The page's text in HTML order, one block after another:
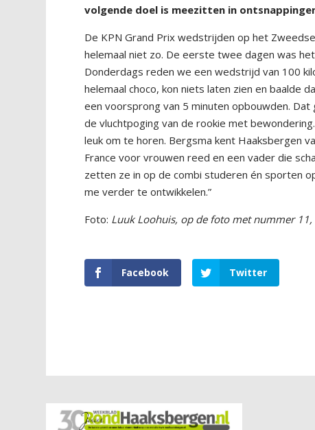
volgende doel is meezitten in
De KPN Grand Prix wedstrijden op het
helemaal niet zo. De eerste twee dagen was
Donderdags reden we een wedstrijd van 100
helemaal choco, kon niets laten zien en baalde
een voorsprong van 5 minuten opbouwden.
de vluchtpoging van de rookie met
leuk om te horen. Bergsma kent Haaksbergen
France voor vrouwen reed en een vader die
zetten ze in op de combi studeren én sporten
me verder te ontwikkelen.”
Foto: Luuk Loohuis, op de foto met nummer
Facebook Twitter